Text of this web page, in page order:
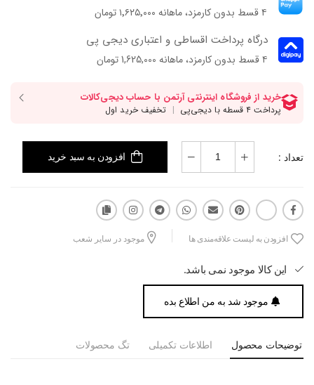
۴ قسط بدون کارمزد، ماهانه ۱٬۶۲۵٬۰۰۰ تومان
درگاه پرداخت اقساطی و اعتباری دیجی پی
۴ قسط بدون کارمزد، ماهانه 1,625,000 تومان
تعداد : افزودن به سبد خرید
افزودن به لیست علاقه‌مندی ها موجود در سایر شعب
این کالا موجود نمی باشد.
موجود شد به من اطلاع بده
توضیحات محصول اطلاعات تکمیلی تگ محصولات